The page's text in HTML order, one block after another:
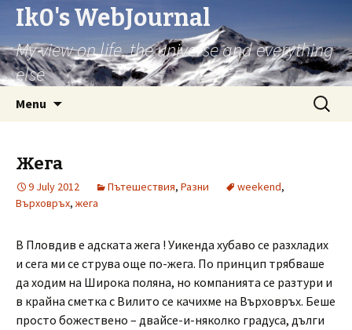
Ik0's WebJournal
My view on life, the universe and everything
else
Menu
Search
for:
Жега
9 July 2012 Пътешествия, Разни weekend,
Върховръх, жега
В Пловдив е адската жега ! Уикенда хубаво се разхладих
и сега ми се струва още по-жега. По принцип трябваше
да ходим на Широка поляна, но компанията се разтури и
в крайна сметка с Вилито се качихме на Върховръх. Беше
просто божествено – двайсе-и-няколко градуса, дълги